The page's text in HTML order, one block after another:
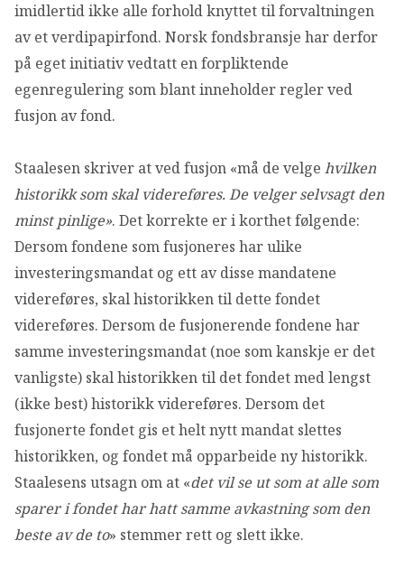
imidlertid ikke alle forhold knyttet til forvaltningen
av et verdipapirfond. Norsk fondsbransje har derfor
på eget initiativ vedtatt en forpliktende
egenregulering som blant inneholder regler ved
fusjon av fond.
Staalesen skriver at ved fusjon «må de velge hvilken
historikk som skal videreføres. De velger selvsagt den
minst pinlige». Det korrekte er i korthet følgende:
Dersom fondene som fusjoneres har ulike
investeringsmandat og ett av disse mandatene
videreføres, skal historikken til dette fondet
videreføres. Dersom de fusjonerende fondene har
samme investeringsmandat (noe som kanskje er det
vanligste) skal historikken til det fondet med lengst
(ikke best) historikk videreføres. Dersom det
fusjonerte fondet gis et helt nytt mandat slettes
historikken, og fondet må opparbeide ny historikk.
Staalesens utsagn om at «det vil se ut som at alle som
sparer i fondet har hatt samme avkastning som den
beste av de to» stemmer rett og slett ikke.